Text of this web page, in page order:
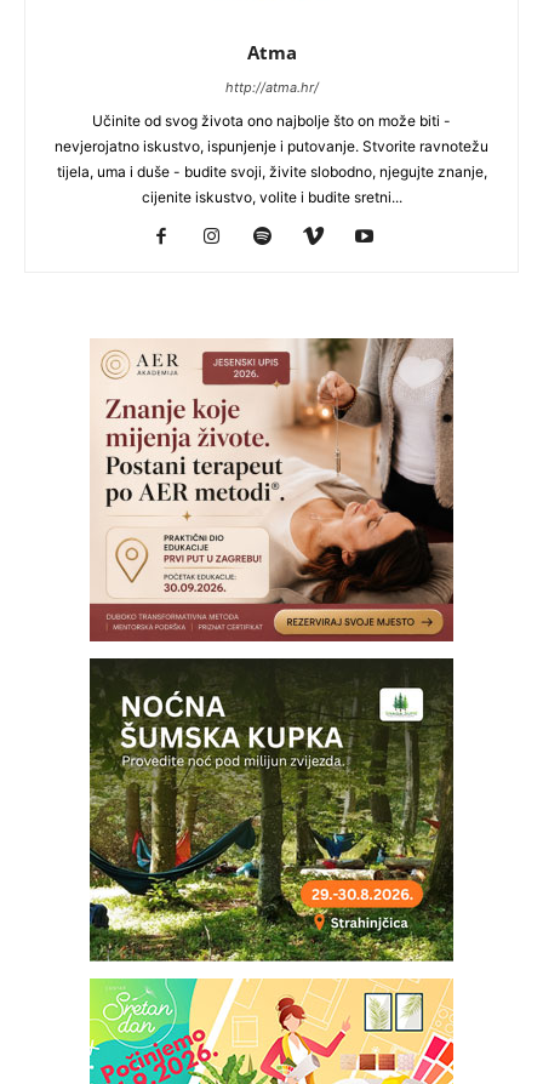
Atma
http://atma.hr/
Učinite od svog života ono najbolje što on može biti -
nevjerojatno iskustvo, ispunjenje i putovanje. Stvorite ravnotežu
tijela, uma i duše - budite svoji, živite slobodno, njegujte znanje,
cijenite iskustvo, volite i budite sretni...